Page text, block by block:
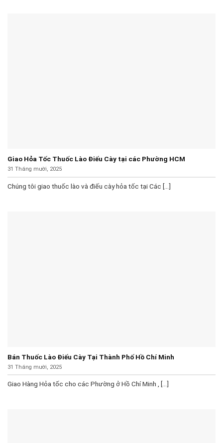
Giao Hỏa Tốc Thuốc Lào Điếu Cày tại các Phường HCM
31 Tháng mười, 2025
Chúng tôi giao thuốc lào và điếu cày hỏa tốc tại Các [...]
Bán Thuốc Lào Điếu Cày Tại Thành Phố Hồ Chí Minh
31 Tháng mười, 2025
Giao Hàng Hỏa tốc cho các Phường ở Hồ Chí Minh , [...]